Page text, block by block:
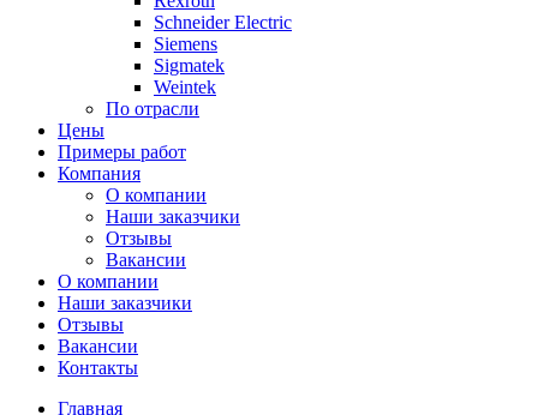
Schneider Electric
Siemens
Sigmatek
Weintek
По отрасли
Цены
Примеры работ
Компания
О компании
Наши заказчики
Отзывы
Вакансии
О компании
Наши заказчики
Отзывы
Вакансии
Контакты
Главная